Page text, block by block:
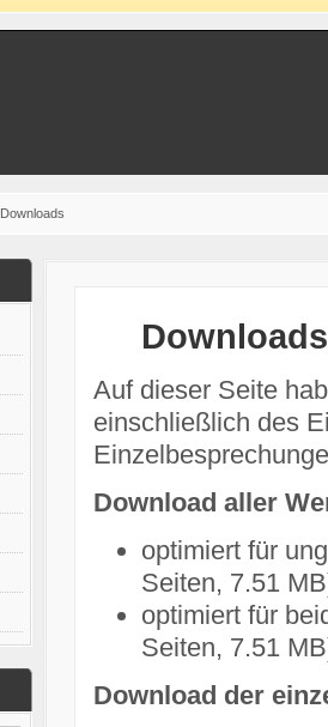
Downloads
Downloads
Auf dieser Seite
einschließlich des
Download aller
optimiert für
Seiten, 7.51
optimiert für
Seiten, 7.51
Download der